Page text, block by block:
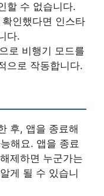
할 수 없습니다.
인했다면 인스타
다.
로 비행기 모드를
으로 작동합니다.
후, 앱을 종료해
해요. 앱을 종료
제하면 누군가는
게 될 수 있습니